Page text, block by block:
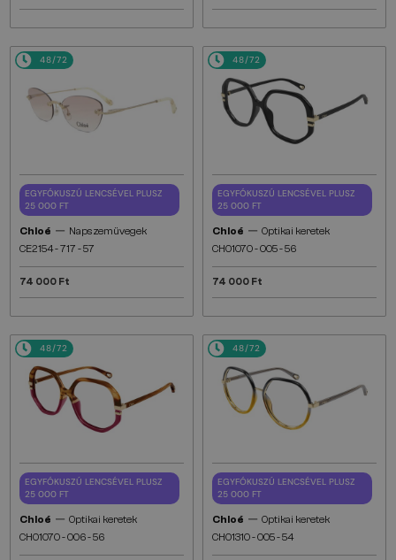
48/72
EGYFÓKUSZÚ LENCSÉVEL PLUSZ
25 000 FT
Chloé — Napszemüvegek
CE2154 - 717 - 57
74 000 Ft
48/72
EGYFÓKUSZÚ LENCSÉVEL PLUSZ
25 000 FT
Chloé — Optikai keretek
CH0107O - 005 - 56
74 000 Ft
48/72
EGYFÓKUSZÚ LENCSÉVEL PLUSZ
25 000 FT
Chloé — Optikai keretek
CH0107O - 006 - 56
48/72
EGYFÓKUSZÚ LENCSÉVEL PLUSZ
25 000 FT
Chloé — Optikai keretek
CH0131O - 005 - 54